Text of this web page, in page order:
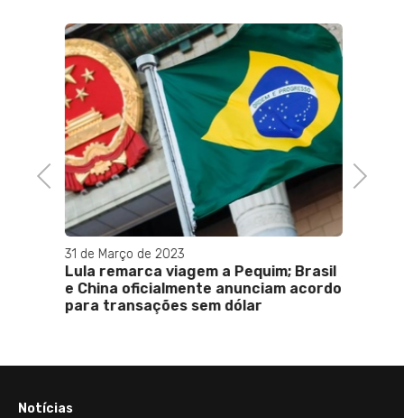
Previous
31 de Março de 2023
Lula remarca viagem a Pequim; Brasil
e China oficialmente anunciam acordo
para transações sem dólar
Next
Notícias